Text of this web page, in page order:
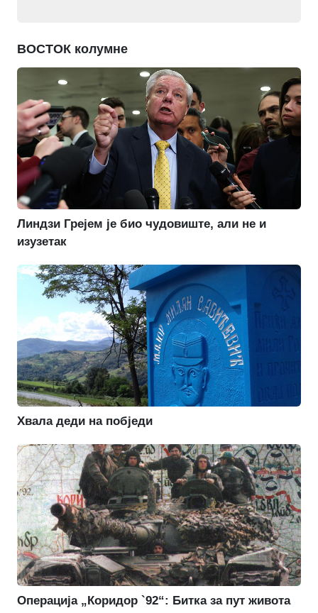
ВОСТОК колумне
Линдзи Грејем је био чудовиште, али не и
изузетак
Хвала деди на побједи
Операција „Коридор `92“: Битка за пут живота